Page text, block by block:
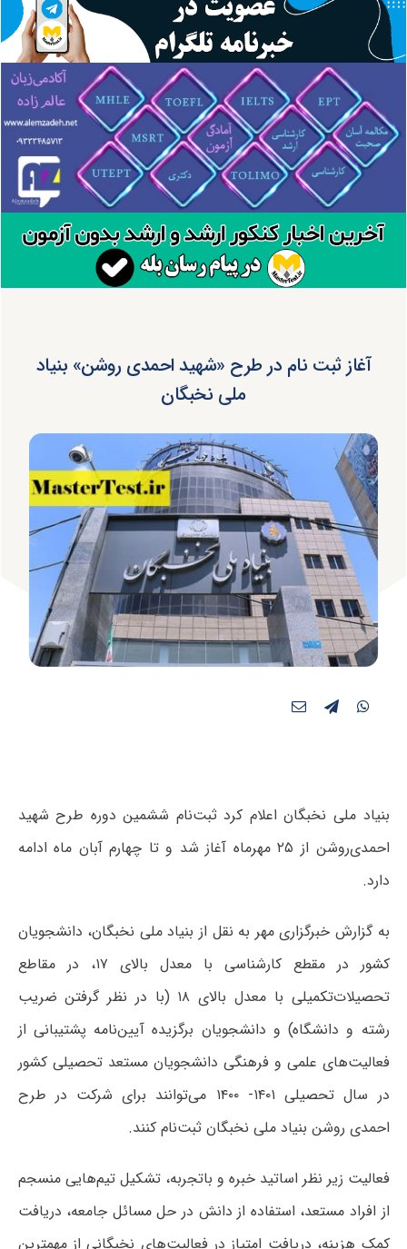
آغاز ثبت نام در طرح «شهید احمدی روشن» بنیاد
ملی نخبگان
بنیاد ملی نخبگان اعلام کرد ثبت‌نام ششمین دوره طرح شهید
احمدی‌روشن از ۲۵ مهرماه آغاز شد و تا چهارم آبان ماه ادامه
دارد.
به گزارش خبرگزاری مهر به نقل از بنیاد ملی نخبگان، دانشجویان
کشور در مقطع کارشناسی با معدل بالای ۱۷، در مقاطع
تحصیلات‌تکمیلی با معدل بالای ۱۸ (با در نظر گرفتن ضریب
رشته و دانشگاه) و دانشجویان برگزیده آیین‌نامه پشتیبانی از
فعالیت‌های علمی و فرهنگی دانشجویان مستعد تحصیلی کشور
در سال تحصیلی ۱۴۰۱- ۱۴۰۰ می‌توانند برای شرکت در طرح
احمدی روشن بنیاد ملی نخبگان ثبت‌نام کنند.
فعالیت زیر نظر اساتید خبره و باتجربه، تشکیل تیم‌هایی منسجم
از افراد مستعد، استفاده از دانش در حل مسائل جامعه، دریافت
کمک هزینه، دریافت امتیاز در فعالیت‌های نخبگانی از مهمترین